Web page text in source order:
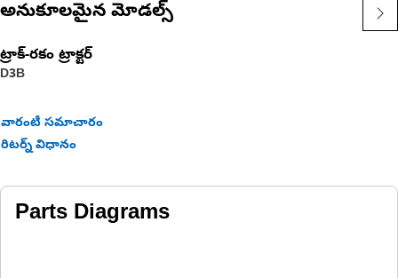
అనుకూలమైన మోడల్స్
ట్రాక్-రకం ట్రాక్టర్‌
D3B
వారంటీ సమాచారం
రిటర్న్ విధానం
Parts Diagrams